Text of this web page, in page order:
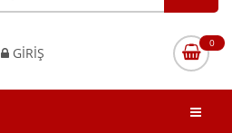
GIRIŞ
0